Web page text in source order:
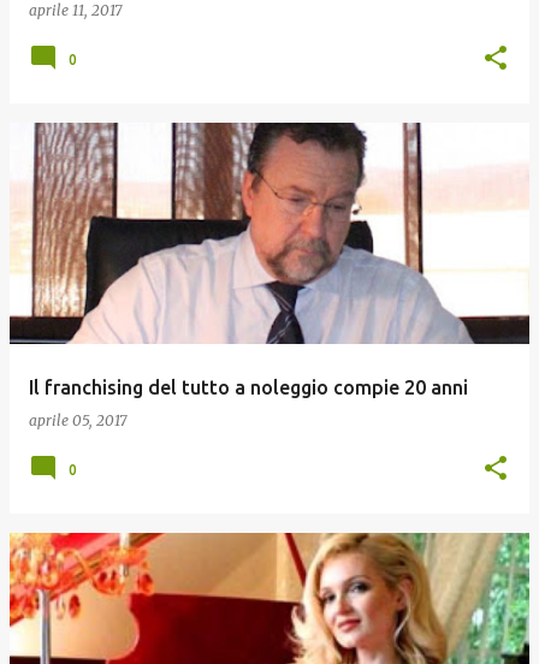
aprile 11, 2017
0
Il franchising del tutto a noleggio compie 20 anni
aprile 05, 2017
0